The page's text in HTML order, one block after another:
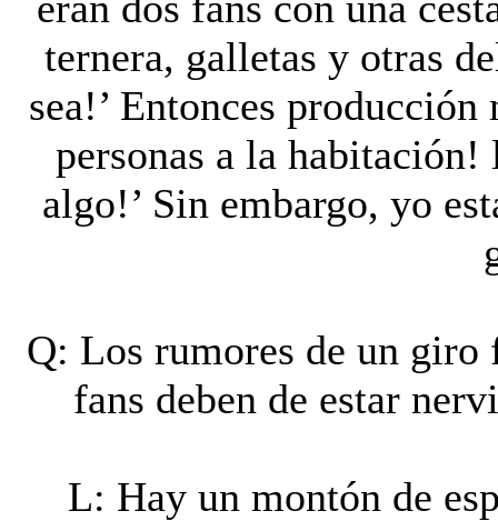
ternera, galletas y otras
sea!’ Entonces
personas a la habitación!
algo!’ Sin embargo, yo
Q: Los rumores de un
fans deben de estar
L: Hay un montón de